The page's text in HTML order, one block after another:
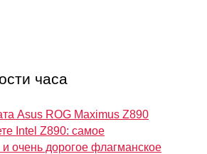
часа
Asus ROG Maximus Z890
Intel Z890: самое
очень дорогое флагманское